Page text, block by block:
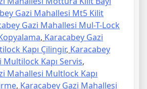
Gazi Mahallesi Mt5 Kilit
Gazi Mahallesi Mul-T-Lock
, Karacabey Gazi
Kapı Çilingir, Karacabey
Multilock Kapı Servis,
Mahallesi Multlock Kapı
, Karacabey Gazi Mahallesi